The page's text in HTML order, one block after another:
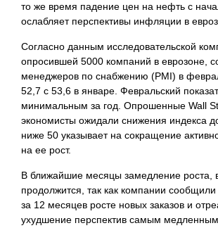
то же время падение цен на нефть с
ослабляет перспективы инфляции в
Согласно данным исследовательской
опросившей 5000 компаний в еврозоне,
менеджеров по снабжению (PMI) в
52,7 с 53,6 в январе. Февральский
минимальным за год. Опрошенные Wall
экономисты ожидали снижения индекса
ниже 50 указывает на сокращение
на ее рост.
В ближайшие месяцы замедление роста,
продолжится, так как компании
за 12 месяцев росте новых заказов и
ухудшение перспектив самым медленным